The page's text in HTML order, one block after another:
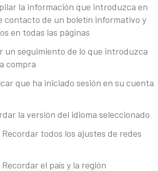
la información que introduzca en
contacto de un boletín informativo y
en todas las páginas
un seguimiento de lo que introduzca
compra
que ha iniciado sesión en su cuenta
la versión del idioma seleccionado
todos los ajustes de redes
el país y la región